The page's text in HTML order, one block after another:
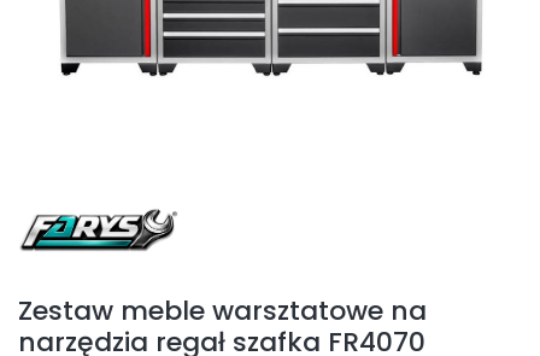
Zestaw meble warsztatowe na
narzędzia regał szafka FR4070